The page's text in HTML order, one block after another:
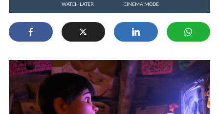
WATCH LATER CINEMA MODE